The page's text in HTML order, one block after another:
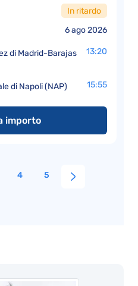
6 ago 2026
In ritardo
di Madrid-Barajas
13:20
di Napoli (NAP) 15:55
importo
4 5